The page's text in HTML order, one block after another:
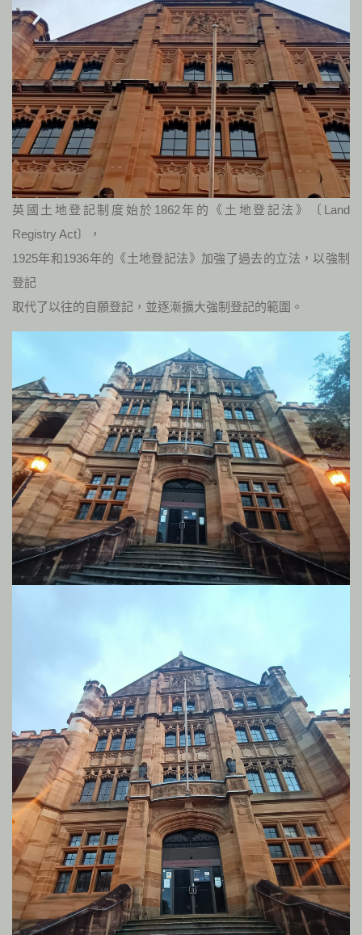
英國土地登記制度始於1862年的《土地登記法》〔Land
Registry Act〕，
1925年和1936年的《土地登記法》加強了過去的立法，以強制
登記
取代了以往的自願登記，並逐漸擴大強制登記的範圍。